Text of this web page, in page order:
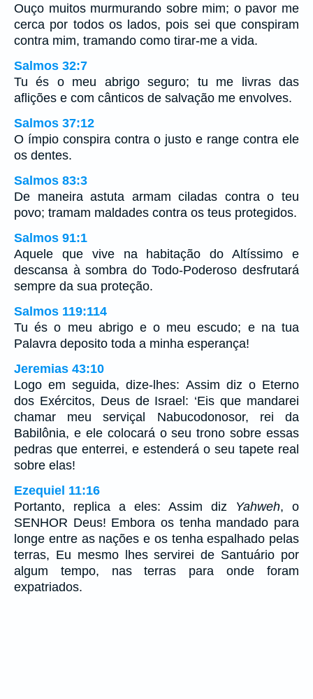
Ouço muitos murmurando sobre mim; o pavor me
cerca por todos os lados, pois sei que conspiram
contra mim, tramando como tirar-me a vida.
Salmos 32:7
Tu és o meu abrigo seguro; tu me livras das
aflições e com cânticos de salvação me envolves.
Salmos 37:12
O ímpio conspira contra o justo e range contra ele
os dentes.
Salmos 83:3
De maneira astuta armam ciladas contra o teu
povo; tramam maldades contra os teus protegidos.
Salmos 91:1
Aquele que vive na habitação do Altíssimo e
descansa à sombra do Todo-Poderoso desfrutará
sempre da sua proteção.
Salmos 119:114
Tu és o meu abrigo e o meu escudo; e na tua
Palavra deposito toda a minha esperança!
Jeremias 43:10
Logo em seguida, dize-lhes: Assim diz o Eterno
dos Exércitos, Deus de Israel: ‘Eis que mandarei
chamar meu serviçal Nabucodonosor, rei da
Babilônia, e ele colocará o seu trono sobre essas
pedras que enterrei, e estenderá o seu tapete real
sobre elas!
Ezequiel 11:16
Portanto, replica a eles: Assim diz Yahweh, o
SENHOR Deus! Embora os tenha mandado para
longe entre as nações e os tenha espalhado pelas
terras, Eu mesmo lhes servirei de Santuário por
algum tempo, nas terras para onde foram
expatriados.